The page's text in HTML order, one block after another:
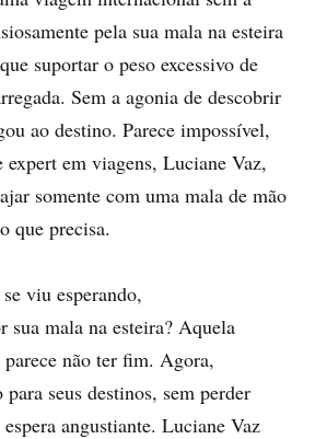
pela sua mala na esteira
suportar o peso excessivo de
Sem a agonia de descobrir
ao destino. Parece impossível,
em viagens, Luciane Vaz,
somente com uma mala de mão
que precisa.
viu esperando,
sua mala na esteira? Aquela
não ter fim. Agora,
seus destinos, sem perder
angustiante. Luciane Vaz